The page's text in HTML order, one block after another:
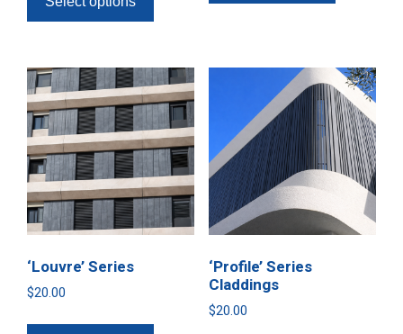
‘Louvre’ Series
$20.00
‘Profile’ Series
Claddings
$20.00